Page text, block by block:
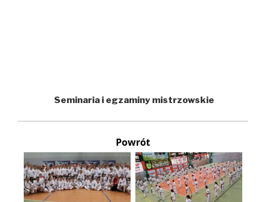
Seminaria i egzaminy mistrzowskie
Powrót